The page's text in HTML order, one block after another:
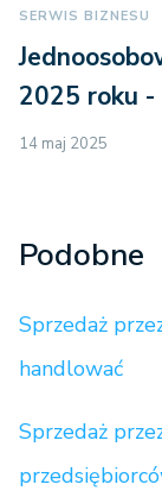
SERWIS BIZNESU
2025 roku
14 maj 2025
Podobne
Sprzedaż
handlować
Sprzedaż